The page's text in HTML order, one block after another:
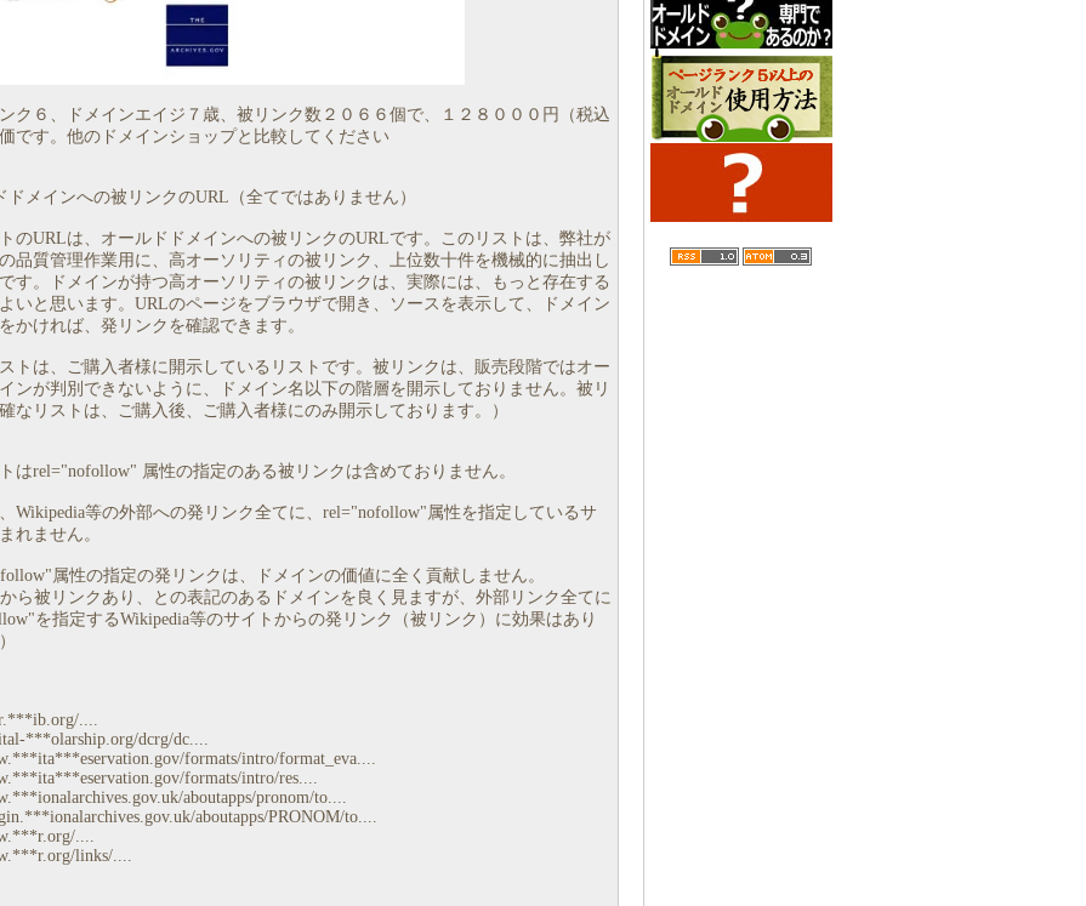
ク６、ドメインエイジ７歳、被リンク数２０６６個で、１２８０００円（税込
です。他のドメインショップと比較してください
ドメインへの被リンクのURL（全てではありません）
のURLは、オールドドメインへの被リンクのURLです。このリストは、弊社が
の品質管理作業用に、高オーソリティの被リンク、上位数十件を機械的に抽出し
す。ドメインが持つ高オーソリティの被リンクは、実際には、もっと存在する
いと思います。URLのページをブラウザで開き、ソースを表示して、ドメイン
かければ、発リンクを確認できます。
ストは、ご購入者様に開示しているリストです。被リンクは、販売段階ではオー
ンが判別できないように、ドメイン名以下の階層を開示しておりません。被リ
なリストは、ご購入後、ご購入者様にのみ開示しております。）
はrel="nofollow" 属性の指定のある被リンクは含めておりません。
Wikipedia等の外部への発リンク全てに、rel="nofollow"属性を指定しているサ
れません。
属性の指定の発リンクは、ドメインの価値に全く貢献しません。
ら被リンクあり、との表記のあるドメインを良く見ますが、外部リンク全てに
を指定するWikipedia等のサイトからの発リンク（被リンク）に効果はあり
....
***olarship.org/dcrg/dc....
formats/intro/format_eva....
formats/intro/res....
aboutapps/pronom/to....
aboutapps/PRONOM/to....
....
links/....